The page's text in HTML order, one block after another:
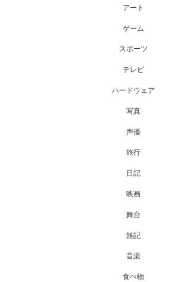
アート
ゲーム
スポーツ
テレビ
ハードウェア
写真
声優
旅行
日記
映画
舞台
雑記
音楽
食べ物